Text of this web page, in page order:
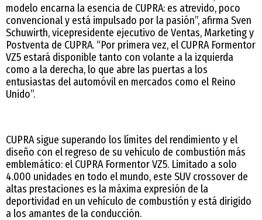
modelo encarna la esencia de CUPRA: es atrevido, poco
convencional y está impulsado por la pasión”, afirma Sven
Schuwirth, vicepresidente ejecutivo de Ventas, Marketing y
Postventa de CUPRA. “Por primera vez, el CUPRA Formentor
VZ5 estará disponible tanto con volante a la izquierda
como a la derecha, lo que abre las puertas a los
entusiastas del automóvil en mercados como el Reino
Unido”.
CUPRA sigue superando los límites del rendimiento y el
diseño con el regreso de su vehículo de combustión más
emblemático: el CUPRA Formentor VZ5. Limitado a solo
4.000 unidades en todo el mundo, este SUV crossover de
altas prestaciones es la máxima expresión de la
deportividad en un vehículo de combustión y está dirigido
a los amantes de la conducción.